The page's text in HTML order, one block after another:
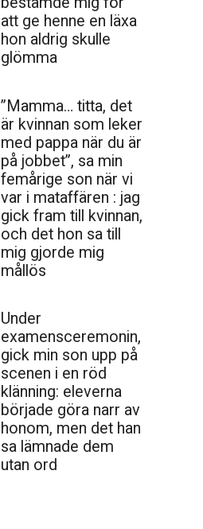
att ge henne en läxa
hon aldrig skulle
glömma
”Mamma… titta, det
är kvinnan som leker
med pappa när du är
på jobbet”, sa min
femårige son när vi
var i mataffären : jag
gick fram till kvinnan,
och det hon sa till
mig gjorde mig
mållös
Under
examensceremonin,
gick min son upp på
scenen i en röd
klänning: eleverna
började göra narr av
honom, men det han
sa lämnade dem
utan ord